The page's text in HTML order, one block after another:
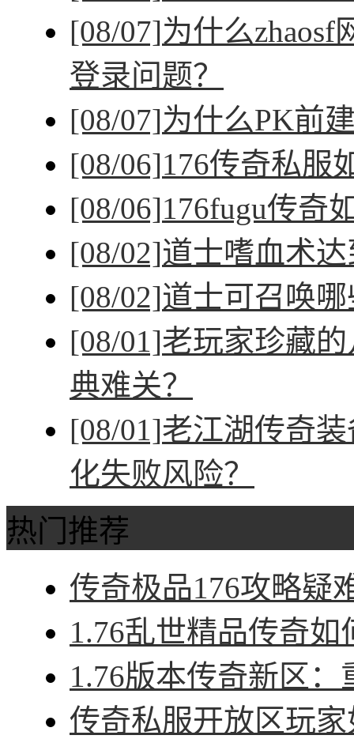
[08/07]为什么
登录问题？
[08/07]为什么PK前
[08/06]176传奇私服
[08/06]176fugu传奇
[08/02]道士嗜血术
[08/02]道士可召唤
[08/01]老玩家珍藏
典难关？
[08/01]老江湖传奇
化失败风险？
热门推荐
传奇极品176攻略疑
1.76乱世精品传奇
1.76版本传奇新区
传奇私服开放区玩